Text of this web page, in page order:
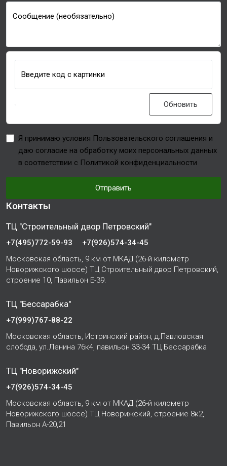
Сообщение (необязательно)
Введите код с картинки
Обновить
Я принимаю условия Пользовательского соглашения и
даю согласие на обработку моих персональных данных
в соответствии с Политикой конфиденциальности
Отправить
Контакты
ТЦ "Строительный двор Петровский"
+7(495)772-59-93
+7(926)574-34-45
Московская область, 9 км от МКАД (26-й километр
Новорижского шоссе) ТЦ Строительный двор Петровский,
строение 10, Павильон Е-39.
ТЦ "Бессарабка"
+7(999)767-88-22
Московская область, Истринский район, д.Павловская
слобода, ул.Ленина 76к4, павильон 33-34 ТЦ Бессарабка
ТЦ "Новорижский"
+7(926)574-34-45
Московская область, 9 км от МКАД (26-й километр
Новорижского шоссе) ТЦ Новорижский, строение 8к2,
Павильон А-20,21